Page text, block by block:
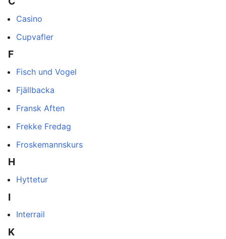
Casino
Cupvafler
F
Fisch und Vogel
Fjällbacka
Fransk Aften
Frekke Fredag
Froskemannskurs
H
Hyttetur
I
Interrail
K